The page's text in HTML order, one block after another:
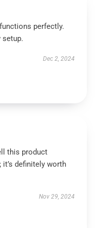
perfectly.
setup.
Dec 2, 2024
this product
definitely worth
Nov 29, 2024